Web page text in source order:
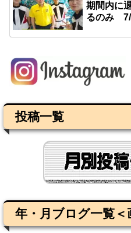
期間内に
るのみ 7/
投稿一覧
年・月ブログ一覧＜